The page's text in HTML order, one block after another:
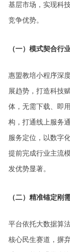
基层市场，实现科
竞争优势。
（一）模式契合行
惠盟教培小程序深
展趋势，打造科技
体，无需下载、即
构，打通线上服务
服务定位，以数字
提前完成行业主流
发优势显著。
（二）精准锚定刚
平台依托大数据算
核心民生赛道，摒